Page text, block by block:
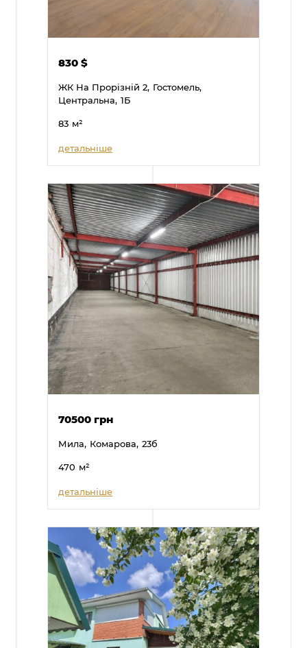
830$
ЖК На Прорізній 2, Гостомель,
Центральна, 1Б
83 м²
детальніше
70500 грн
Мила, Комарова, 23б
470 м²
детальніше